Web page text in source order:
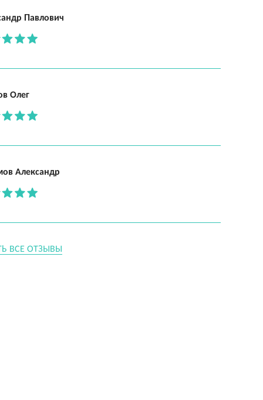
Павлович
Олег
Александр
ВСЕ ОТЗЫВЫ